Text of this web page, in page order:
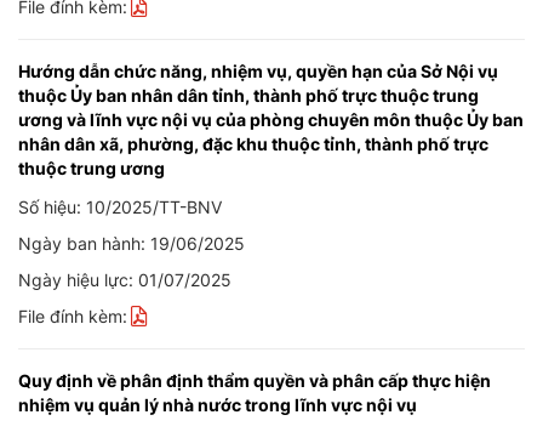
File đính kèm:
Hướng dẫn chức năng, nhiệm vụ, quyền hạn của Sở Nội vụ
thuộc Ủy ban nhân dân tỉnh, thành phố trực thuộc trung
ương và lĩnh vực nội vụ của phòng chuyên môn thuộc Ủy ban
nhân dân xã, phường, đặc khu thuộc tỉnh, thành phố trực
thuộc trung ương
Số hiệu: 10/2025/TT-BNV
Ngày ban hành: 19/06/2025
Ngày hiệu lực: 01/07/2025
File đính kèm:
Quy định về phân định thẩm quyền và phân cấp thực hiện
nhiệm vụ quản lý nhà nước trong lĩnh vực nội vụ